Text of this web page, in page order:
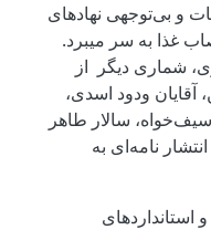
و بی‌توجهی نهادهای
غذا به سر میبرد.
شماری دیگر از
آقایان ودود اسدی،
سالار طاهر
نامه‌ای به